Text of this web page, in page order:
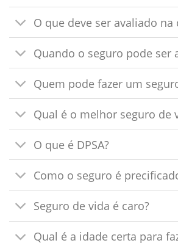
O que deve ser avaliado na
Quando o seguro pode ser
Quem pode fazer um
Qual é o melhor seguro de
O que é DPSA?
Como o seguro é
Seguro de vida é caro?
Qual é a idade certa para